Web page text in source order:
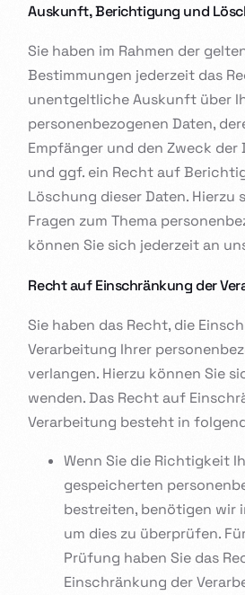
Auskunft, Berichtigung und
Sie haben im Rahmen der
Bestimmungen jederzeit das
unentgeltliche Auskunft über
personenbezogenen Daten,
Empfänger und den Zweck
und ggf. ein Recht auf
Löschung dieser Daten. Hierzu
Fragen zum Thema
können Sie sich jederzeit an
Recht auf Einschränkung der
Sie haben das Recht, die
Verarbeitung Ihrer
verlangen. Hierzu können Sie
wenden. Das Recht auf
Verarbeitung besteht in
Wenn Sie die Richtigkeit
gespeicherten
bestreiten, benötigen wir
um dies zu überprüfen.
Prüfung haben Sie das
Einschränkung der